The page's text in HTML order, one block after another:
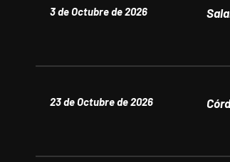
3 de Octubre de 2026
23 de Octubre de 2026